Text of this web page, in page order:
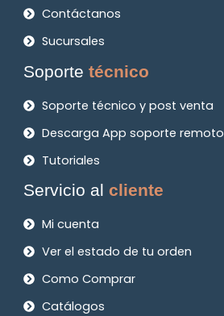
Contáctanos
Sucursales
Soportetécnico
Soporte técnico y post venta
Descarga App soporte remoto
Tutoriales
Servicio alcliente
Mi cuenta
Ver el estado de tu orden
Como Comprar
Catálogos